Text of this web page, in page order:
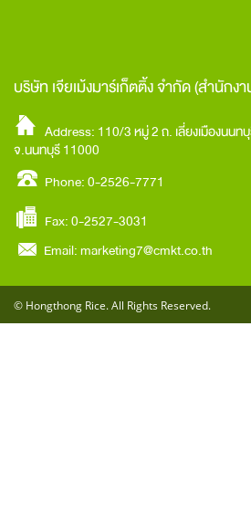
บริษัท เจียเม้งมาร์เก็ตติ้ง จำกัด(สำนักง
Address: 110/3 หมู่ 2 ถ. เลี่ยงเมืองนนท
จ.นนทบุรี 11000
Phone: 0-2526-7771
Fax: 0-2527-3031
Email:marketing7@cmkt.co.th
© Hongthong Rice. All Rights Reserved.